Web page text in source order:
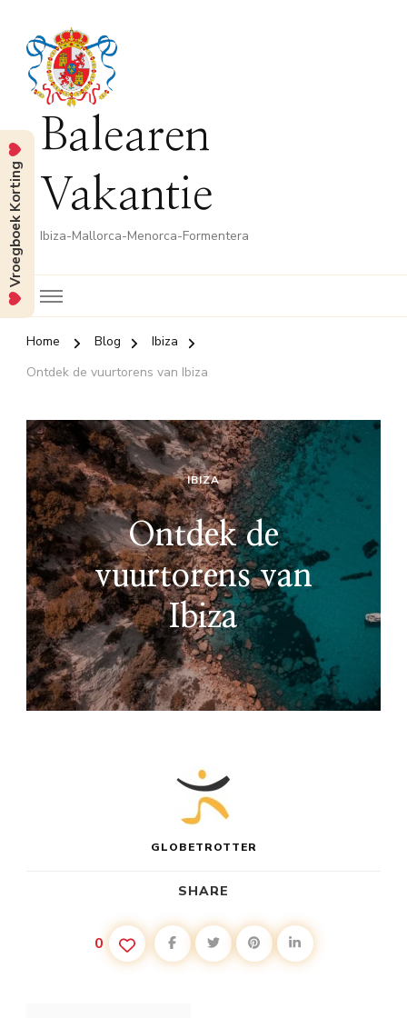
Balearen
Vakantie
Ibiza-Mallorca-Menorca-Formentera
Home Blog
Ibiza
Ontdek de vuurtorens van Ibiza
IBIZA
Ontdek de
vuurtorens van
Ibiza
GLOBETROTTER
SHARE
0
Vroegboek Korting